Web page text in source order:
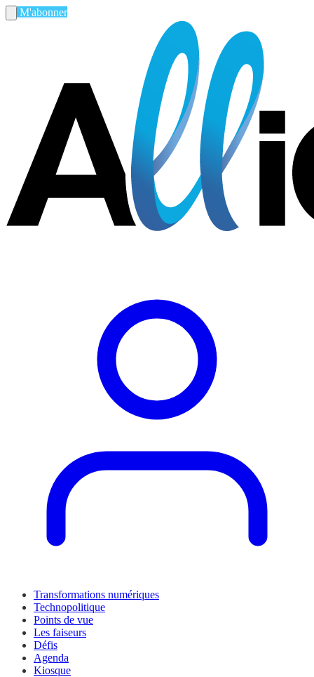
M'abonner
Transformations numériques
Technopolitique
Points de vue
Les faiseurs
Défis
Agenda
Kiosque